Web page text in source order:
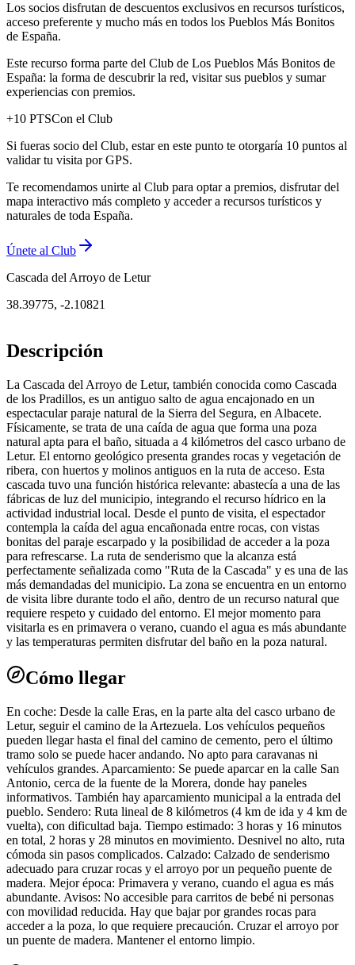
Los socios disfrutan de descuentos exclusivos en recursos turísticos,
acceso preferente y mucho más en todos los Pueblos Más Bonitos
de España.
Este recurso forma parte del Club de Los Pueblos Más Bonitos de
España: la forma de descubrir la red, visitar sus pueblos y sumar
experiencias con premios.
+10 PTSCon el Club
Si fueras socio del Club, estar en este punto te otorgaría 10 puntos al
validar tu visita por GPS.
Te recomendamos unirte al Club para optar a premios, disfrutar del
mapa interactivo más completo y acceder a recursos turísticos y
naturales de toda España.
Únete al Club
Cascada del Arroyo de Letur
38.39775, -2.10821
Descripción
La Cascada del Arroyo de Letur, también conocida como Cascada
de los Pradillos, es un antiguo salto de agua encajonado en un
espectacular paraje natural de la Sierra del Segura, en Albacete.
Físicamente, se trata de una caída de agua que forma una poza
natural apta para el baño, situada a 4 kilómetros del casco urbano de
Letur. El entorno geológico presenta grandes rocas y vegetación de
ribera, con huertos y molinos antiguos en la ruta de acceso. Esta
cascada tuvo una función histórica relevante: abastecía a una de las
fábricas de luz del municipio, integrando el recurso hídrico en la
actividad industrial local. Desde el punto de visita, el espectador
contempla la caída del agua encañonada entre rocas, con vistas
bonitas del paraje escarpado y la posibilidad de acceder a la poza
para refrescarse. La ruta de senderismo que la alcanza está
perfectamente señalizada como "Ruta de la Cascada" y es una de las
más demandadas del municipio. La zona se encuentra en un entorno
de visita libre durante todo el año, dentro de un recurso natural que
requiere respeto y cuidado del entorno. El mejor momento para
visitarla es en primavera o verano, cuando el agua es más abundante
y las temperaturas permiten disfrutar del baño en la poza natural.
Cómo llegar
En coche: Desde la calle Eras, en la parte alta del casco urbano de
Letur, seguir el camino de la Artezuela. Los vehículos pequeños
pueden llegar hasta el final del camino de cemento, pero el último
tramo solo se puede hacer andando. No apto para caravanas ni
vehículos grandes. Aparcamiento: Se puede aparcar en la calle San
Antonio, cerca de la fuente de la Morera, donde hay paneles
informativos. También hay aparcamiento municipal a la entrada del
pueblo. Sendero: Ruta lineal de 8 kilómetros (4 km de ida y 4 km de
vuelta), con dificultad baja. Tiempo estimado: 3 horas y 16 minutos
en total, 2 horas y 28 minutos en movimiento. Desnivel no alto, ruta
cómoda sin pasos complicados. Calzado: Calzado de senderismo
adecuado para cruzar rocas y el arroyo por un pequeño puente de
madera. Mejor época: Primavera y verano, cuando el agua es más
abundante. Avisos: No accesible para carritos de bebé ni personas
con movilidad reducida. Hay que bajar por grandes rocas para
acceder a la poza, lo que requiere precaución. Cruzar el arroyo por
un puente de madera. Mantener el entorno limpio.